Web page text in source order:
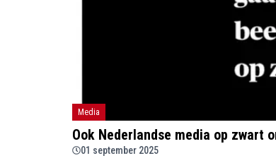
Media
Ook Nederlandse media op zwart
01 september 2025